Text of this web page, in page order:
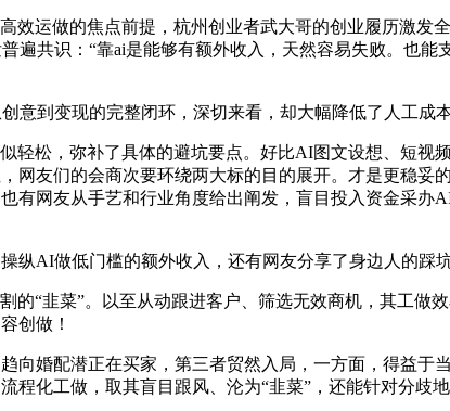
运做的焦点前提，杭州创业者武大哥的创业履历激发
遍共识：“靠ai是能够有额外收入，天然容易失败。也
到变现的完整闭环，深切来看，却大幅降低了人工成本
松，弥补了具体的避坑要点。好比AI图文设想、短视
网友们的会商次要环绕两大标的目的展开。才是更稳妥
网友从手艺和行业角度给出阐发，盲目投入资金采办
AI做低门槛的额外收入，还有网友分享了身边人的踩
“韭菜”。以至从动跟进客户、筛选无效商机，其工做
创做！
婚配潜正在买家，第三者贸然入局，一方面，得益
化工做，取其盲目跟风、沦为“韭菜”，还能针对分歧